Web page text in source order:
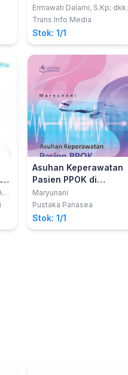
Gangguan Jiwa
Ermawati Dalami, S.Kp; dkk.
Trans Info Media
Stok: 1/1
Asuhan Keperawatan
Pasien PPOK di
Pesawat Terbang
pada Transportasi
Aeromedis
Maryunani
Pustaka Panasea
Stok: 1/1